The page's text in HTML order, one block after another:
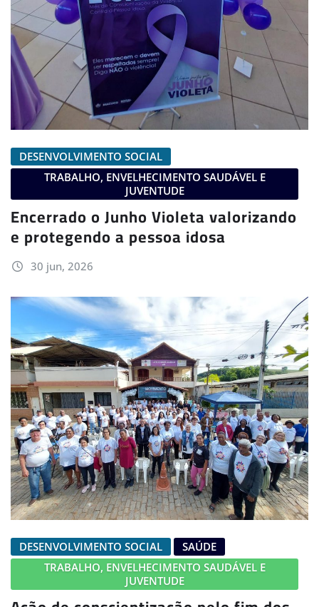
DESENVOLVIMENTO SOCIAL
TRABALHO, ENVELHECIMENTO SAUDÁVEL E
JUVENTUDE
Encerrado o Junho Violeta valorizando
e protegendo a pessoa idosa
30 jun, 2026
DESENVOLVIMENTO SOCIAL
SAÚDE
TRABALHO, ENVELHECIMENTO SAUDÁVEL E
JUVENTUDE